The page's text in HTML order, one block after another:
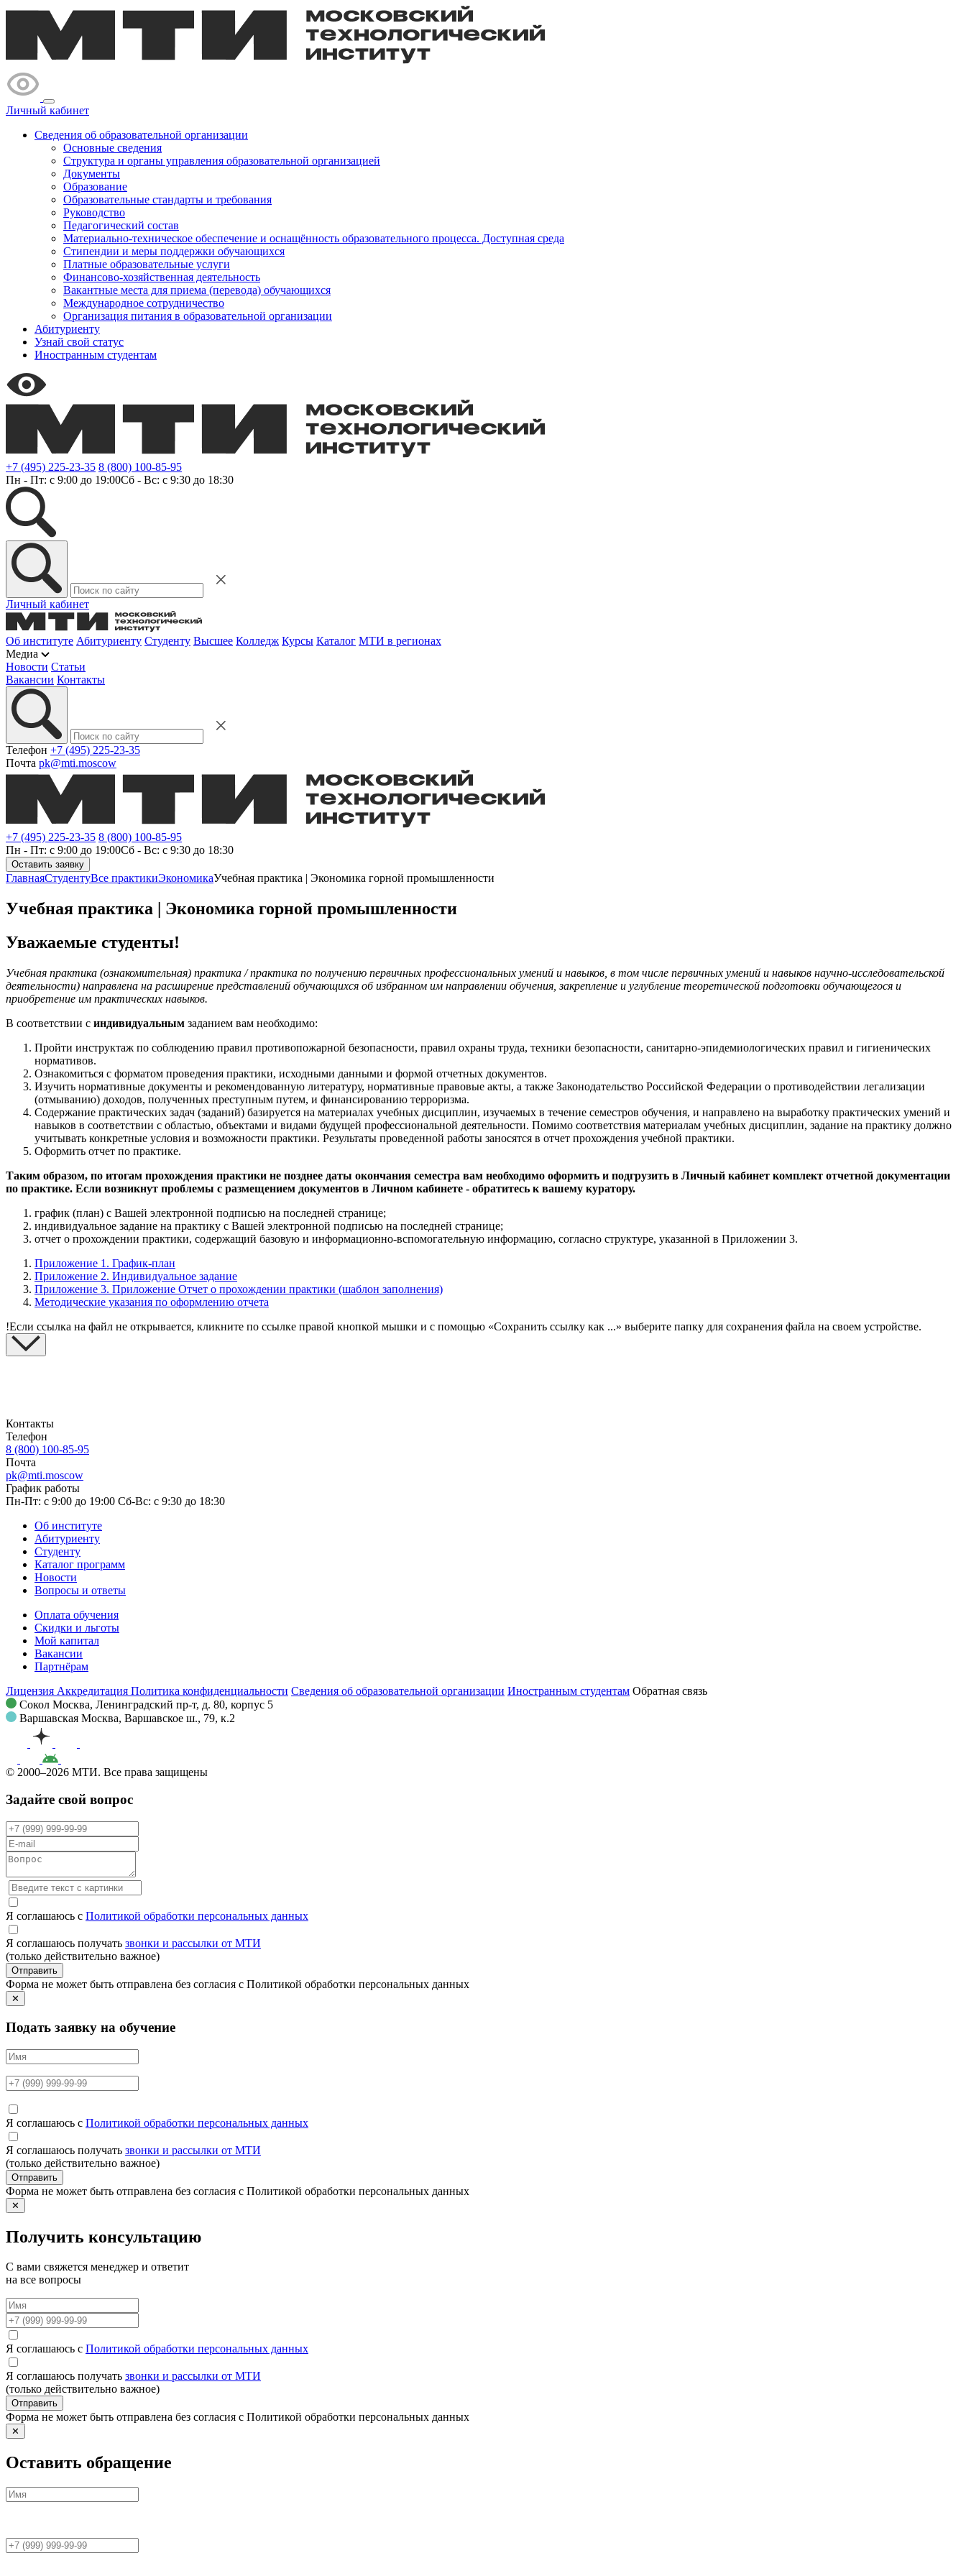
Личный кабинет
Сведения об образовательной организации
Основные сведения
Структура и органы управления образовательной организацией
Документы
Образование
Образовательные стандарты и требования
Руководство
Педагогический состав
Материально-техническое обеспечение и оснащённость образовательного процесса. Доступная среда
Стипендии и меры поддержки обучающихся
Платные образовательные услуги
Финансово-хозяйственная деятельность
Вакантные места для приема (перевода) обучающихся
Международное сотрудничество
Организация питания в образовательной организации
Абитуриенту
Узнай свой статус
Иностранным студентам
+7 (495) 225-23-35 8 (800) 100-85-95
Пн - Пт: с 9:00 до 19:00Сб - Вс: с 9:30 до 18:30
Личный кабинет
Об институте Абитуриенту Студенту Высшее Колледж Курсы Каталог МТИ в регионах
Медиа
Новости Статьи
Вакансии Контакты
Телефон +7 (495) 225-23-35
Почта pk@mti.moscow
+7 (495) 225-23-35 8 (800) 100-85-95
Пн - Пт: с 9:00 до 19:00Сб - Вс: с 9:30 до 18:30
Оставить заявку
ГлавнаяСтудентуВсе практикиЭкономикаУчебная практика | Экономика горной промышленности
Учебная практика | Экономика горной промышленности
Уважаемые студенты!
Учебная практика (ознакомительная) практика / практика по получению первичных профессиональных умений и навыков, в том числе первичных умений и навыков научно-исследовательской
деятельности) направлена на расширение представлений обучающихся об избранном им направлении обучения, закрепление и углубление теоретической подготовки обучающегося и
приобретение им практических навыков.
В соответствии с индивидуальным заданием вам необходимо:
Пройти инструктаж по соблюдению правил противопожарной безопасности, правил охраны труда, техники безопасности, санитарно-эпидемиологических правил и гигиенических
нормативов.
Ознакомиться с форматом проведения практики, исходными данными и формой отчетных документов.
Изучить нормативные документы и рекомендованную литературу, нормативные правовые акты, а также Законодательство Российской Федерации о противодействии легализации
(отмыванию) доходов, полученных преступным путем, и финансированию терроризма.
Содержание практических задач (заданий) базируется на материалах учебных дисциплин, изучаемых в течение семестров обучения, и направлено на выработку практических умений и
навыков в соответствии с областью, объектами и видами будущей профессиональной деятельности. Помимо соответствия материалам учебных дисциплин, задание на практику должно
учитывать конкретные условия и возможности практики. Результаты проведенной работы заносятся в отчет прохождения учебной практики.
Оформить отчет по практике.
Таким образом, по итогам прохождения практики не позднее даты окончания семестра вам необходимо оформить и подгрузить в Личный кабинет комплект отчетной документации
по практике. Если возникнут проблемы с размещением документов в Личном кабинете - обратитесь к вашему куратору.
график (план) с Вашей электронной подписью на последней странице;
индивидуальное задание на практику с Вашей электронной подписью на последней странице;
отчет о прохождении практики, содержащий базовую и информационно-вспомогательную информацию, согласно структуре, указанной в Приложении 3.
Приложение 1. График-план
Приложение 2. Индивидуальное задание
Приложение 3. Приложение Отчет о прохождении практики (шаблон заполнения)
Методические указания по оформлению отчета
!Если ссылка на файл не открывается, кликните по ссылке правой кнопкой мышки и с помощью «Сохранить ссылку как ...» выберите папку для сохранения файла на своем устройстве.
Контакты
Телефон
8 (800) 100-85-95
Почта
pk@mti.moscow
График работы
Пн-Пт: с 9:00 до 19:00 Сб-Вс: с 9:30 до 18:30
Об институте
Абитуриенту
Студенту
Каталог программ
Новости
Вопросы и ответы
Оплата обучения
Скидки и льготы
Мой капитал
Вакансии
Партнёрам
Лицензия Аккредитация Политика конфиденциальности Сведения об образовательной организации Иностранным студентам Обратная связь
Сокол Москва, Ленинградский пр-т, д. 80, корпус 5
Варшавская Москва, Варшавское ш., 79, к.2
© 2000–2026 МТИ. Все права защищены
Задайте свой вопрос
Я соглашаюсь с Политикой обработки персональных данных
Я соглашаюсь получать звонки и рассылки от МТИ
(только действительно важное)
Отправить
Форма не может быть отправлена без согласия с Политикой обработки персональных данных
✕
Подать заявку на обучение
Я соглашаюсь с Политикой обработки персональных данных
Я соглашаюсь получать звонки и рассылки от МТИ
(только действительно важное)
Отправить
Форма не может быть отправлена без согласия с Политикой обработки персональных данных
✕
Получить консультацию
С вами свяжется менеджер и ответит
на все вопросы
Я соглашаюсь с Политикой обработки персональных данных
Я соглашаюсь получать звонки и рассылки от МТИ
(только действительно важное)
Отправить
Форма не может быть отправлена без согласия с Политикой обработки персональных данных
✕
Оставить обращение